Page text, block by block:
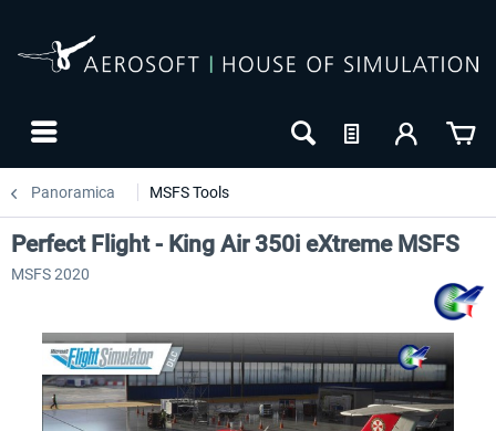
Panoramica MSFS Tools
Perfect Flight - King Air 350i eXtreme MSFS
MSFS 2020